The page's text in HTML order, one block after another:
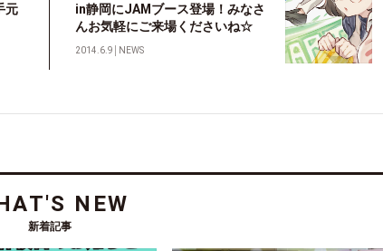
元
in静岡にJAMブース登場！みなさ
んお気軽にご来場くださいね☆
2014.6.9 NEWS
NEW
新着記事